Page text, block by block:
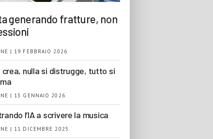
generando fratture, non
| 19 FEBBRAIO 2026
crea, nulla si distrugge, tutto si
| 13 GENNAIO 2026
l’IA a scrivere la musica
| 11 DICEMBRE 2025